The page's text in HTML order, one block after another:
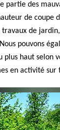
partie des
de coupe
de
pouvons
plus haut selon
en activité sur